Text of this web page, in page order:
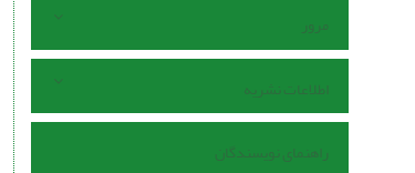
مرور
اطلاعات نشریه
راهنمای نویسندگان